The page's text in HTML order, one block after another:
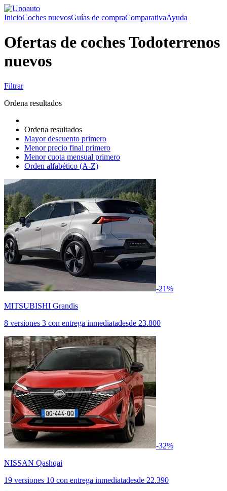
InicioCoches nuevosGuías de compraComparativaAyuda
Ofertas de coches Todoterrenos
nuevos
Filtrar
Ordena resultados
Ordena resultados
Mayor descuento primero
Menor precio final primero
Menor cuota mensual primero
Orden alfabético (A-Z)
-21%
MITSUBISHI Grandis
8 versiones 3 con entrega inmediatadesde 23.800
-32%
NISSAN Qashqai
19 versiones 10 con entrega inmediatadesde 22.390